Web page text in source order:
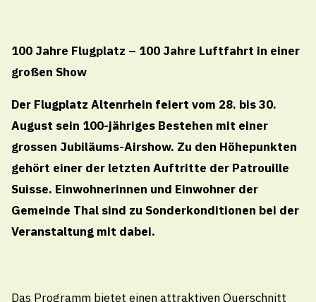
8.5.2026
Thal-Rheineck
8.5.2026
Hafenreglement
Friedhofreglement
100 Jahre Flugplatz – 100 Jahre Luftfahrt in einer
großen Show
Der Flugplatz Altenrhein feiert vom 28. bis 30.
August sein 100-jähriges Bestehen mit einer
grossen Jubiläums-Airshow. Zu den Höhepunkten
gehört einer der letzten Auftritte der Patrouille
Suisse. Einwohnerinnen und Einwohner der
Gemeinde Thal sind zu Sonderkonditionen bei der
Veranstaltung mit dabei.
Das Programm bietet einen attraktiven Querschnitt